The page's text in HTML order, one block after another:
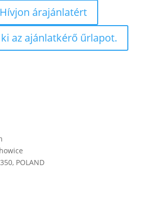
Hívjon árajánlatért
az ajánlatkérő űrlapot.
POLAND